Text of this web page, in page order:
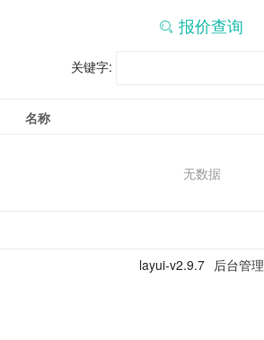
报价查询
关键字:
名称
无数据
layui-v2.9.7 后台管理